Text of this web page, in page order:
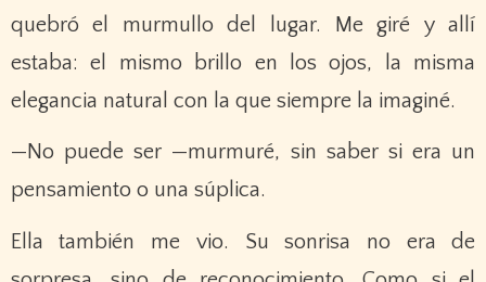
quebró el murmullo del lugar. Me giré y allí
estaba: el mismo brillo en los ojos, la misma
elegancia natural con la que siempre la imaginé.
—No puede ser —murmuré, sin saber si era un
pensamiento o una súplica.
Ella también me vio. Su sonrisa no era de